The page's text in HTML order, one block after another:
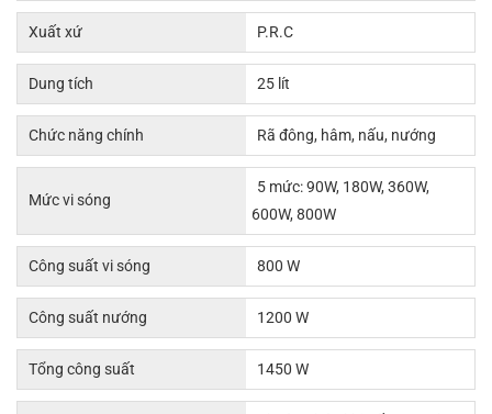
Xuất xứ P.R.C
Dung tích 25 lít
Chức năng chính Rã đông, hâm, nấu, nướng
Mức vi sóng
5 mức: 90W, 180W, 360W,
600W, 800W
Công suất vi sóng 800 W
Công suất nướng 1200 W
Tổng công suất 1450 W